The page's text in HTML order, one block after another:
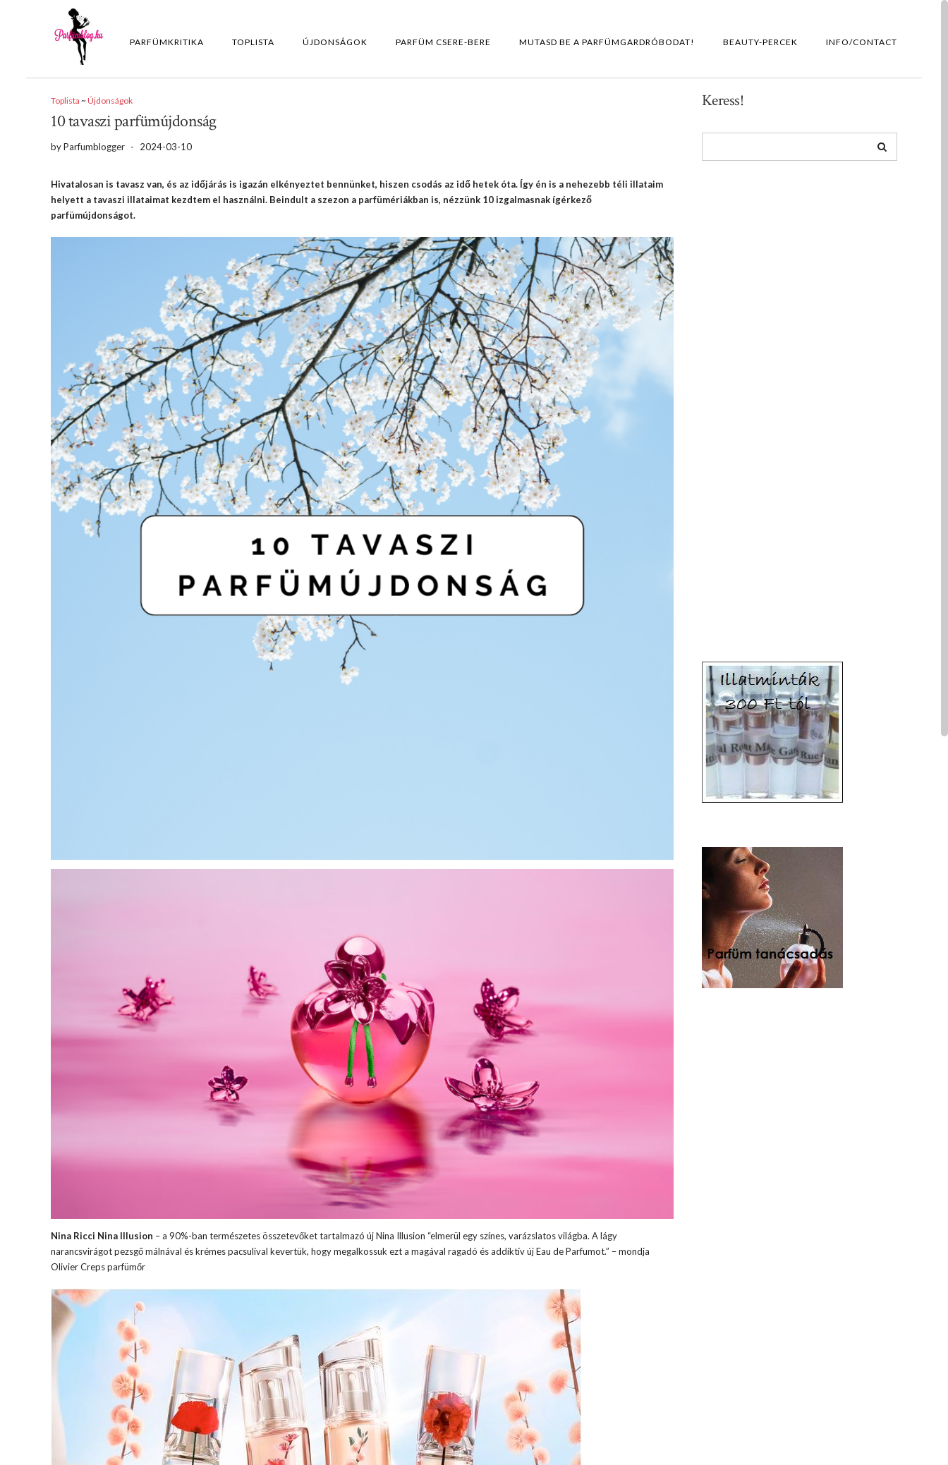
PARFÜMKRITIKA TOPLISTA ÚJDONSÁGOK PARFÜM CSERE-BERE MUTASD BE A PARFÜMGARDRÓBODAT! BEAUTY-PERCEK INFO/CONTACT
Toplista ~Újdonságok
10 tavaszi parfümújdonság
byParfumblogger - 2024-03-10
Hivatalosan is tavasz van, és az időjárás is igazán elkényeztet bennünket, hiszen csodás az idő hetek óta. Így én is a nehezebb téli illataim
helyett a tavaszi illataimat kezdtem el használni. Beindult a szezon a parfümériákban is, nézzünk 10 izgalmasnak ígérkező
parfümújdonságot.
Nina Ricci Nina Illusion – a 90%-ban természetes összetevőket tartalmazó új Nina Illusion “elmerül egy színes, varázslatos világba. A lágy
narancsvirágot pezsgő málnával és krémes pacsulival kevertük, hogy megalkossuk ezt a magával ragadó és addiktív új Eau de Parfumot.” – mondja
Olivier Creps parfümőr
Keress!